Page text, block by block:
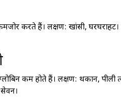
करते हैं। लक्षण: खांसी,
कम होते हैं। लक्षण: थकान, पीली